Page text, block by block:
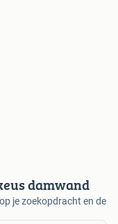
damwand
je zoekopdracht en de